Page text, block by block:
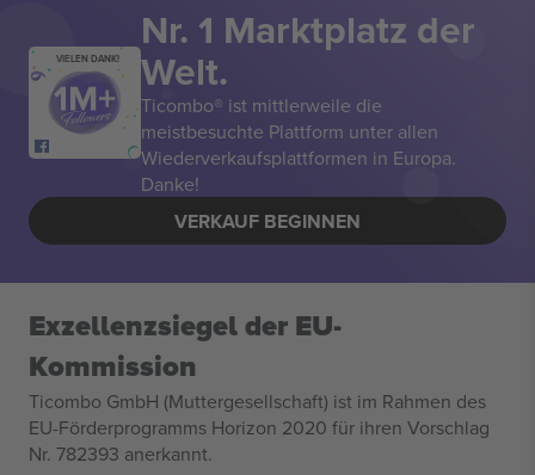
VIELEN DANK!
Nr. 1 Marktplatz der
Welt.
Ticombo® ist mittlerweile die
meistbesuchte Plattform unter allen
Wiederverkaufsplattformen in Europa.
Danke!
VERKAUF BEGINNEN
Exzellenzsiegel der EU-
Kommission
Ticombo GmbH (Muttergesellschaft) ist im Rahmen des
EU-Förderprogramms Horizon 2020 für ihren Vorschlag
Nr. 782393 anerkannt.